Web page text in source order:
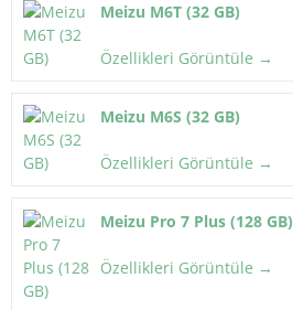
Meizu M6T (32 GB)
Özellikleri Görüntüle →
Meizu M6S (32 GB)
Özellikleri Görüntüle →
Meizu Pro 7 Plus (128 GB)
Özellikleri Görüntüle →